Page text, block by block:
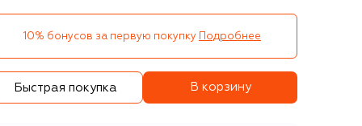
10% бонусов за первую покупку Подробнее
Быстрая покупка В корзину